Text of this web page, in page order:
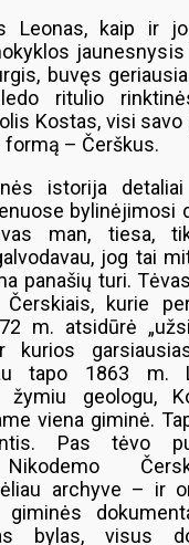
Leonas, kaip ir
buvęs
ritulio
Kostas, visi
– Čerškus.
istorija
bylinėjimosi
man, tiesa,
jog tai
panašių turi.
kurie
m. atsidūrė
kurios
tapo 1863 m.
geologu,
viena giminė.
Pas tėvo
archyve – ir
giminės
bylas, visus